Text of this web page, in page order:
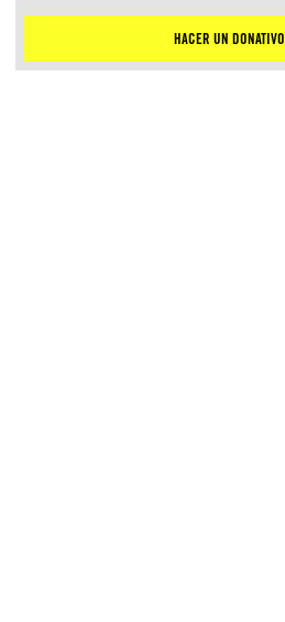
HACER UN DONATIVO